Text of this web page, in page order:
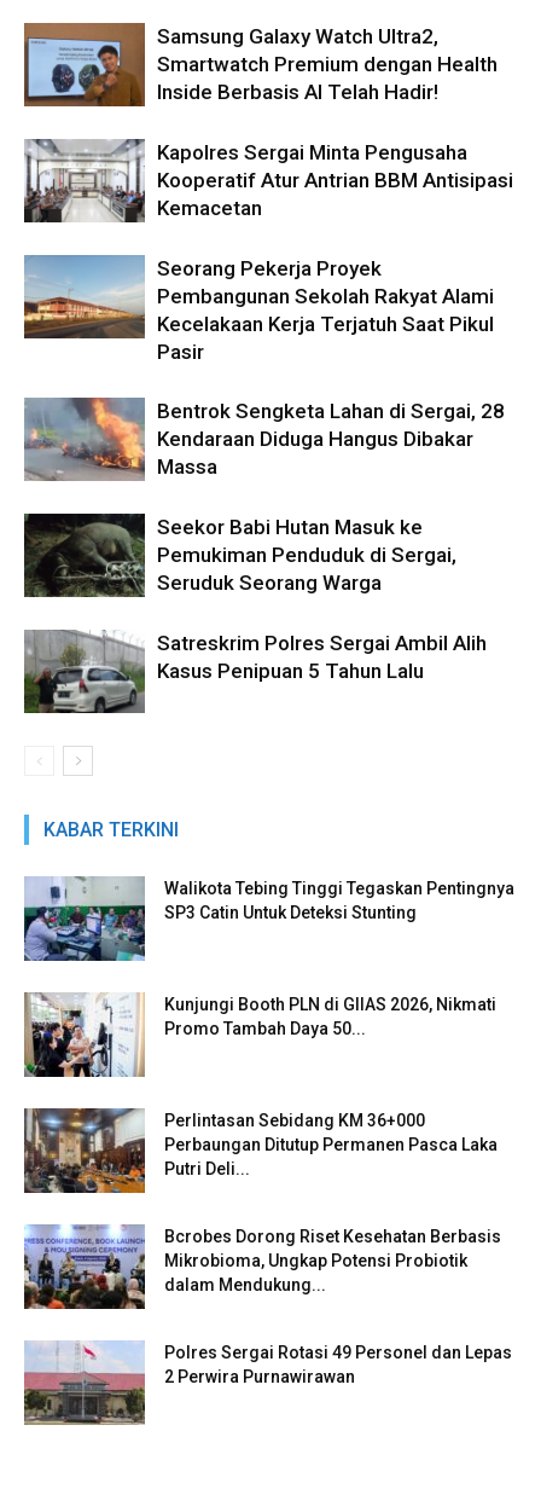
Samsung Galaxy Watch Ultra2,
Smartwatch Premium dengan Health
Inside Berbasis AI Telah Hadir!
Kapolres Sergai Minta Pengusaha
Kooperatif Atur Antrian BBM Antisipasi
Kemacetan
Seorang Pekerja Proyek
Pembangunan Sekolah Rakyat Alami
Kecelakaan Kerja Terjatuh Saat Pikul
Pasir
Bentrok Sengketa Lahan di Sergai, 28
Kendaraan Diduga Hangus Dibakar
Massa
Seekor Babi Hutan Masuk ke
Pemukiman Penduduk di Sergai,
Seruduk Seorang Warga
Satreskrim Polres Sergai Ambil Alih
Kasus Penipuan 5 Tahun Lalu
KABAR TERKINI
Walikota Tebing Tinggi Tegaskan Pentingnya
SP3 Catin Untuk Deteksi Stunting
Kunjungi Booth PLN di GIIAS 2026, Nikmati
Promo Tambah Daya 50...
Perlintasan Sebidang KM 36+000
Perbaungan Ditutup Permanen Pasca Laka
Putri Deli...
Bcrobes Dorong Riset Kesehatan Berbasis
Mikrobioma, Ungkap Potensi Probiotik
dalam Mendukung...
Polres Sergai Rotasi 49 Personel dan Lepas
2 Perwira Purnawirawan